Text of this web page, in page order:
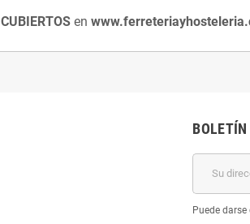
CUBIERTOS en
BOLETÍN
Puede